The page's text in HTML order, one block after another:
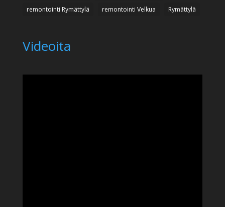
remontointi Rymättylä
remontointi Velkua Rymättylä
Videoita